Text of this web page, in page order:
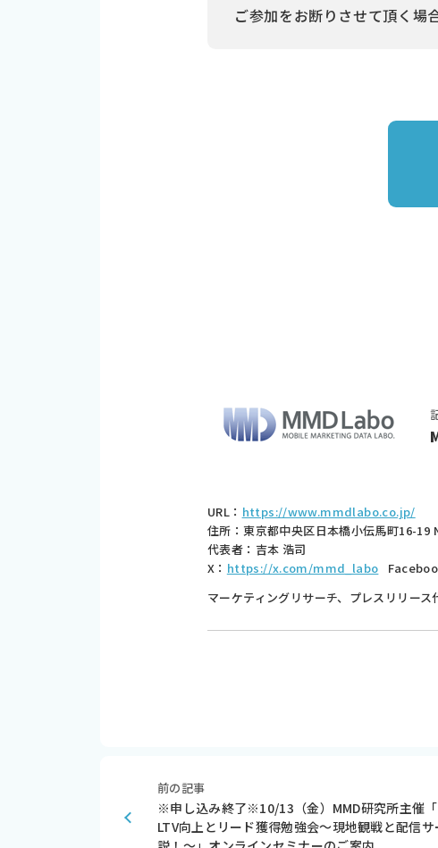
ご参加をお断りさせて頂く場
URL： https://www.mmdlabo.co.jp/
住所：東京都中央区日本橋小伝馬町16-
代表者：吉本 浩司
X： https://x.com/mmd_labo
マーケティングリサーチ、プレスリリー
前の記事
※申し込み終了※10/13（金）MMD研究所主催
LTV向上とリード獲得勉強会～現地観戦と配信